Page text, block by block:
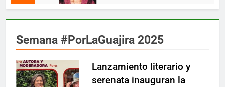
Semana #PorLaGuajira 2025
Lanzamiento literario y
serenata inauguran la